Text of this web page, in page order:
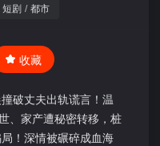
短剧 / 都市
收藏
破丈夫出轨谎言！温
、家产遭秘密转移，桩
！深情被碾碎成血海